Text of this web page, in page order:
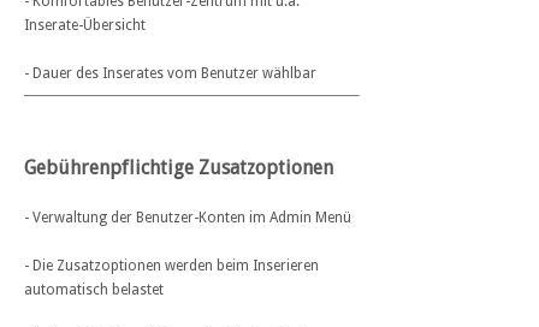
Inserate-Übersicht
- Dauer des Inserates vom Benutzer wählbar
Gebührenpflichtige Zusatzoptionen
- Verwaltung der Benutzer-Konten im Admin Menü
- Die Zusatzoptionen werden beim Inserieren
automatisch belastet